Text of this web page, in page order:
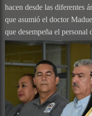
hacen desde las diferentes
que asumió el doctor
que desempeña el personal